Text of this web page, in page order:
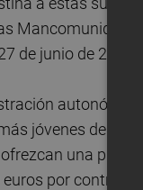
de junio de 2025.
jóvenes de la
una
euros por